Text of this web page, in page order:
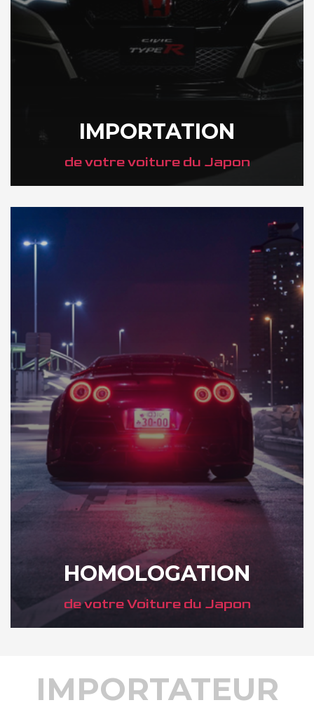
IMPORTATION
de votre voiture du Japon
HOMOLOGATION
de votre Voiture du Japon
IMPORTATEUR